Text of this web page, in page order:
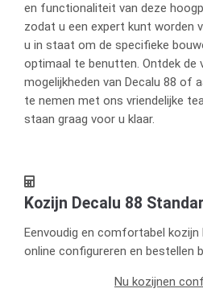
en functionaliteit van deze
zodat u een expert kunt worden
u in staat om de specifieke
optimaal te benutten. Ontdek de
mogelijkheden van Decalu 88 of
te nemen met ons vriendelijke
staan graag voor u klaar.
Kozijn Decalu 88
Eenvoudig en comfortabel kozijn
online configureren en bestellen
Nu kozijnen